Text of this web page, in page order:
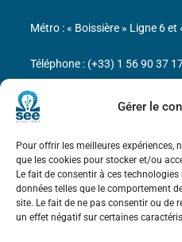
Gérer le
Pour offrir les meilleures
que les cookies pour stocker et/ou
Le fait de consentir à ces
données telles que le comportement
site. Le fait de ne pas consentir ou de
un effet négatif sur certaines
Bicentenaire des
Marie Ampère
Mentions légales
Métro : « Boissière » Ligne 6 et
Téléphone : (+33) 1 56 90 37
N° de SIREN : 785 393 232,
communautaire : FR44 785 393